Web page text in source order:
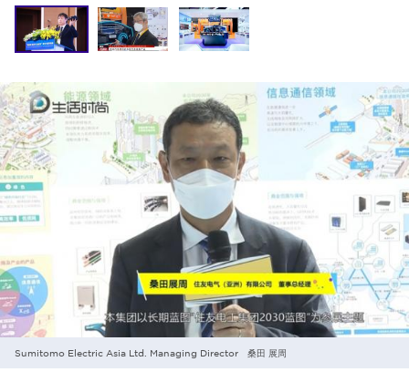
Sumitomo Electric Asia Ltd. Managing Director 桑田 展周